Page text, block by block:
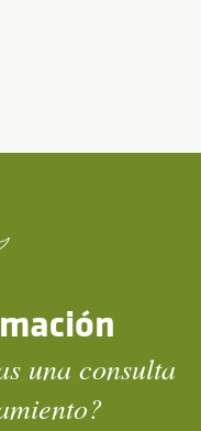
una consulta